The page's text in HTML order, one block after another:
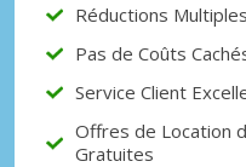
Réductions
Pas de Coûts
Service Client
Offres de Location
Gratuites